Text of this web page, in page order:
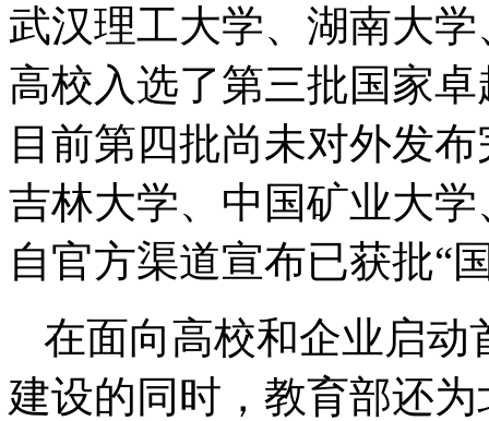
武汉理工大学、湖南大
高校入选了第三批国家
目前第四批尚未对外发
吉林大学、中国矿业大
自官方渠道宣布已获批“
在面向高校和企业启动
建设的同时，教育部还